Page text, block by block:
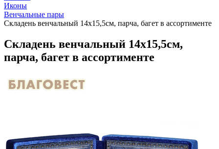
Иконы
Венчальные пары
Складень венчальный 14х15,5см, парча, багет в ассортименте
Складень венчальный 14х15,5см,
парча, багет в ассортименте